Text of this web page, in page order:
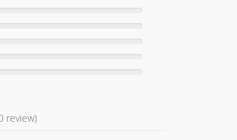
review)